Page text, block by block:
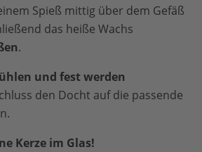
Spieß mittig über dem Gefäß
das heiße Wachs
.
und fest werden
den Docht auf die passende
Kerze im Glas!